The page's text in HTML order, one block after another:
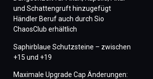
und Schattengruft hinzugefügt
Händler Beruf auch durch Sio
ChaosClub erhältlich
Saphirblaue Schutzsteine – zwischen
+15 und +19
Maximale Upgrade Cap Änderungen: